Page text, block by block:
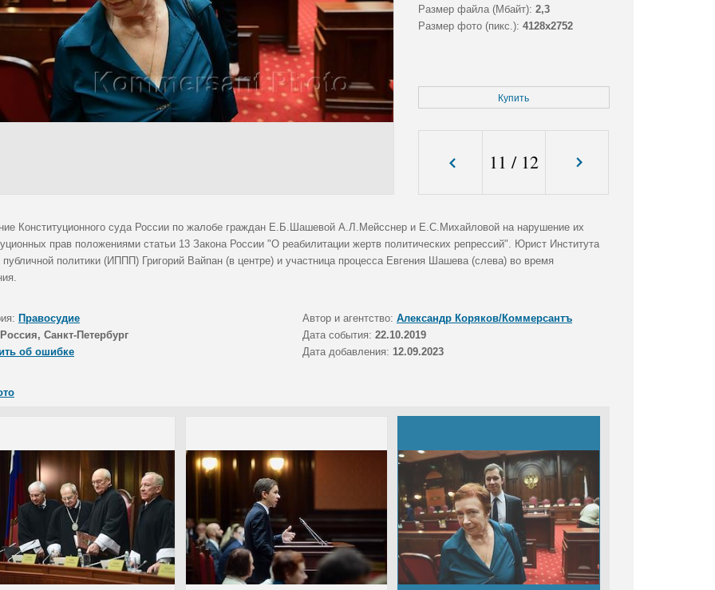
Размер файла (Мбайт): 2,3
Размер фото (пикс.): 4128x2752
Купить
11 / 12
Конституционного суда России по жалобе граждан Е.Б.Шашевой А.Л.Мейсснер и Е.С.Михайловой на нарушение их
прав положениями статьи 13 Закона России "О реабилитации жертв политических репрессий". Юрист Института
публичной политики (ИППП) Григорий Вайпан (в центре) и участница процесса Евгения Шашева (слева) во время
Правосудие Автор и агентство: Александр Коряков/Коммерсантъ
Россия, Санкт-Петербург Дата события: 22.10.2019
об ошибке
Дата добавления: 12.09.2023